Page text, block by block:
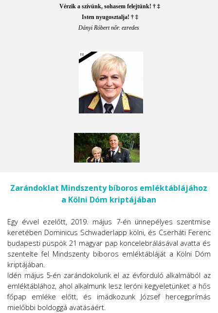
Vérzik a szívünk, sohasem felejtünk! † ‡
Isten nyugosztalja! † ‡
Dányi Róbert nőr. ezredes
Zarándoklat Mindszenty bíboros emléktáblájához
a Kölni Dóm kriptájában
Egy évvel ezelőtt, 2019. május 7-én ünnepélyes szentmise
keretében Dominicus Schwaderlapp kölni, és Cserháti Ferenc
budapesti püspök 21 magyar pap koncelebrálásával avatta és
szentelte fel Mindszenty bíboros emléktábláját a Kölni Dóm
kriptájában.
Idén május 5-én zarándokolunk el az évforduló alkalmából az
emléktáblához, ahol alkalmunk lesz leróni kegyeletünket a hős
főpap emléke előtt, és imádkozunk József hercegprímás
mielőbbi boldoggá avatásáért.